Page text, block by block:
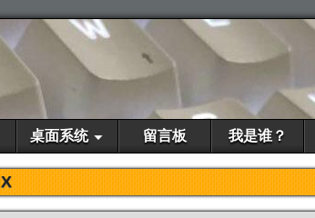
桌面系统 留言板 我是谁？